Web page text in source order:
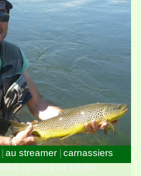
au streamer
carnassiers
guides de pêche